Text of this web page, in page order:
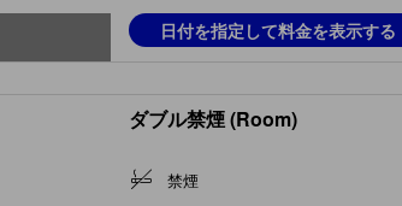
日付を指定して料金を表示する
ダブル禁煙 (Room)
禁煙